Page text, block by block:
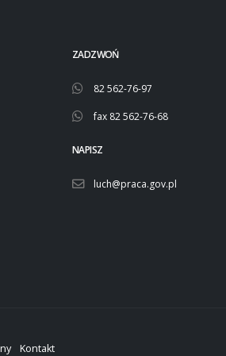
ZADZWOŃ
82 562-76-97
fax 82 562-76-68
NAPISZ
luch@praca.gov.pl
Kontakt